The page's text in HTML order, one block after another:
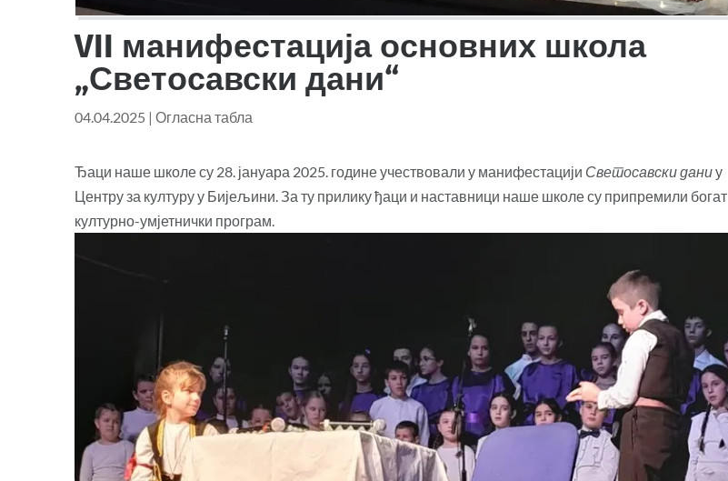
VII манифестација основних школа
„Светосавски дани“
04.04.2025 | Огласна табла
Ђаци наше школе су 28. јануара 2025. године учествовали у манифестацији Светосавски даниу
Центру за културу у Бијељини. За ту прилику ђаци и наставници наше школе су припремили богат
културно-умјетнички програм.